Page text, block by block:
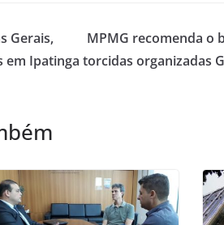
Gerais,
em Ipatinga
MPMG recomenda o
torcidas organizadas